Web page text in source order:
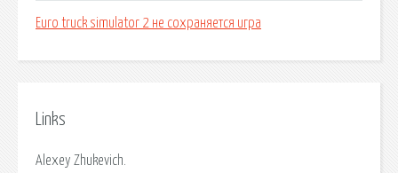
Euro truck simulator 2 не сохраняется игра
Links
Alexey Zhukevich.